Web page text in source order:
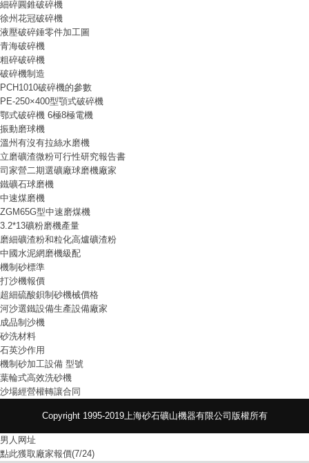
細碎圓錐破碎機
徐州花冠破碎機
液壓破碎錘零件加工圖
青海破碎機
粗碎破碎機
破碎機制造
PCH1010破碎機的參數
PE-250×400型顎式破碎機
鄂式破碎機 6極8極電機
振動磨球機
溫州有沒有拉絲水磨機
立磨礦渣微粉可行性研究報告書
司家營二期選礦廠球磨機廠家
鐵礦石球磨機
中速煤磨機
ZGM65G型中速磨煤機
3.2*13礦粉磨機產量
磨細礦渣粉和粒化高爐礦渣粉
中國水泥網磨機級配
機制砂標準
打沙機報價
超細硫酸鋇制砂機械價格
河沙選鐵設備生產設備廠家
成品制沙機
砂洗材料
石英沙作用
機制砂加工設備 型號
葉輪式高效洗砂機
沙場經營權轉讓合同
Copyright 1995-2019上海砂石礦山機器有限公司版權所有
男人网址
點此獲取廠家報價(7/24)